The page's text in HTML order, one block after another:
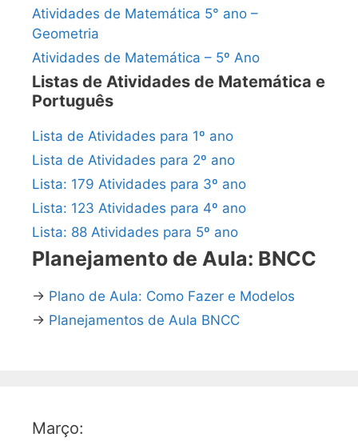
Atividades de Matemática 5° ano –
Geometria
Atividades de Matemática – 5º Ano
Listas de Atividades de Matemática e
Português
Lista de Atividades para 1º ano
Lista de Atividades para 2º ano
Lista: 179 Atividades para 3º ano
Lista: 123 Atividades para 4º ano
Lista: 88 Atividades para 5º ano
Planejamento de Aula: BNCC
→ Plano de Aula: Como Fazer e Modelos
→ Planejamentos de Aula BNCC
Março: